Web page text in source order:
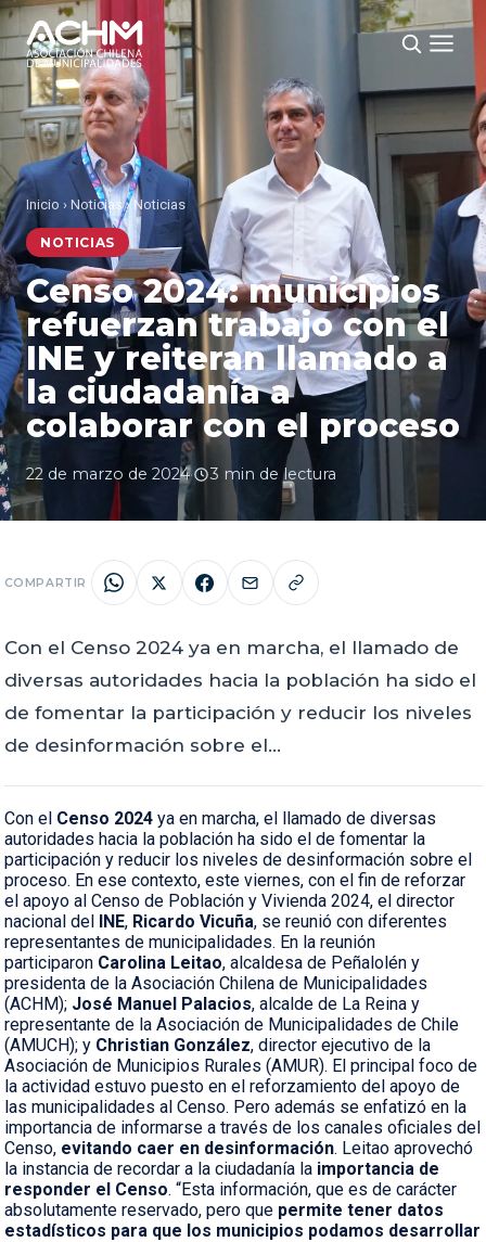
Inicio › Noticias› Noticias
NOTICIAS
Censo 2024: municipios
refuerzan trabajo con el
INE y reiteran llamado a
la ciudadanía a
colaborar con el proceso
22 de marzo de 2024· 3 min de lectura
COMPARTIR
Con el Censo 2024 ya en marcha, el llamado de
diversas autoridades hacia la población ha sido el
de fomentar la participación y reducir los niveles
de desinformación sobre el…
Con el Censo 2024ya en marcha, el llamado de diversas
autoridades hacia la población ha sido el de fomentar la
participación y reducir los niveles de desinformación sobre el
proceso. En ese contexto, este viernes, con el fin de reforzar
el apoyo al Censo de Población y Vivienda 2024, el director
nacional del INE, Ricardo Vicuña, se reunió con diferentes
representantes de municipalidades. En la reunión
participaron Carolina Leitao, alcaldesa de Peñalolén y
presidenta de la Asociación Chilena de Municipalidades
(ACHM); José Manuel Palacios, alcalde de La Reina y
representante de la Asociación de Municipalidades de Chile
(AMUCH); y Christian González, director ejecutivo de la
Asociación de Municipios Rurales (AMUR). El principal foco de
la actividad estuvo puesto en el reforzamiento del apoyo de
las municipalidades al Censo. Pero además se enfatizó en la
importancia de informarse a través de los canales oficiales del
Censo,evitando caer en desinformación. Leitao aprovechó
la instancia de recordar a la ciudadanía laimportancia de
responder el Censo. “Esta información, que es de carácter
absolutamente reservado, pero quepermite tener datos
estadísticos para que los municipios podamos desarrollar